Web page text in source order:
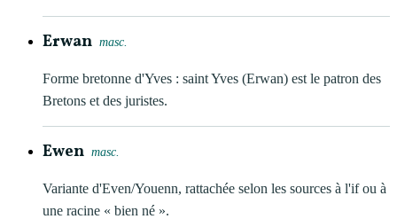
Erwan masc.
Forme bretonne d'Yves : saint Yves (Erwan) est le patron des
Bretons et des juristes.
Ewen masc.
Variante d'Even/Youenn, rattachée selon les sources à l'if ou à
une racine « bien né ».